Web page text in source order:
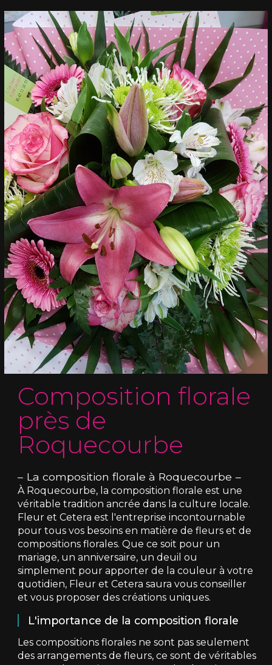
Composition florale
près de
Roquecourbe
La composition florale à Roquecourbe
À Roquecourbe, la composition florale est une
véritable tradition ancrée dans la culture locale.
Fleur et Cetera est l'entreprise incontournable
pour tous vos besoins en matière de fleurs et de
compositions florales. Que ce soit pour un
mariage, un anniversaire, un deuil ou
simplement pour apporter de la couleur à votre
quotidien, Fleur et Cetera saura vous conseiller
et vous proposer des créations uniques.
L'importance de la composition florale
Les compositions florales ne sont pas seulement
des arrangements de fleurs, ce sont de véritables